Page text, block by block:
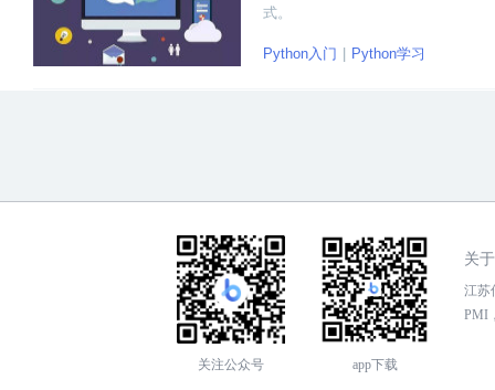
式。
Python入门 Python学习
关注公众号 app下载
关
江苏
PMI